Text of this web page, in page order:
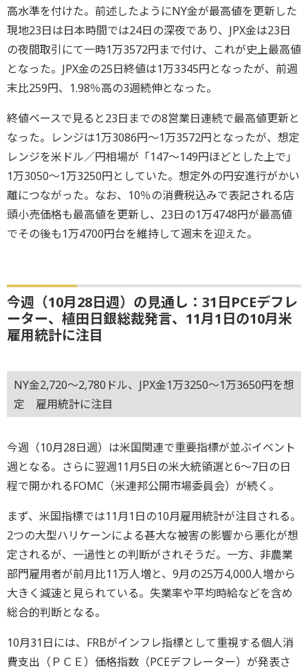
高水準を付けた。前述したようにNY金が最高値を更新した
現地23日は日本時間では24日の深夜であり、JPX金は23日
の夜間取引にて一時1万3572円まで付け、これが史上最高値
となった。JPX金の25日終値は1万3345円となったが、前週
末比259円、1.98％高の3週続伸となった。
終値ベースで見ると23日までの8営業日連続で最高値更新と
なった。レンジは1万3086円～1万3572円となったが、想定
レンジを米ドル／円相場が「147～149円ほどとした上で」
1万3050～1万3250円としていた。想定外の円安進行がかい
離につながった。なお、10％の消費税込みで表記される店
頭小売価格も最高値を更新し、23日の1万4748円が最高値
でその後も1万4700円台を維持して週末を迎えた。
今週（10月28日週）の見通し：31日PCEデフレ
ーター、植田日銀総裁発言、11月1日の10月米
雇用統計に注目
NY金2,720～2,780ドル、JPX金1万3250～1万3650円を想
定 雇用統計に注目
今週（10月28日週）は米国関連で重要指標が並ぶイベント
週となる。さらに翌週11月5日の米大統領選と6～7日の日
程で開かれるFOMC（米連邦公開市場委員会）が続く。
まず、米国指標では11月1日の10月雇用統計が注目される。
2つの大型ハリケーンによる甚大な被害の影響から悪化が想
定されるが、一過性との判断がされそうだ。一方、非農業
部門雇用者が前月比11万人増と、9月の25万4,000人増から
大きく減速と見られている。失業率や平均時給などを含め
総合的判断となる。
10月31日には、FRBがインフレ指標として重視する個人消
費支出（ＰＣＥ）価格指数（PCEデフレーター）が発表さ